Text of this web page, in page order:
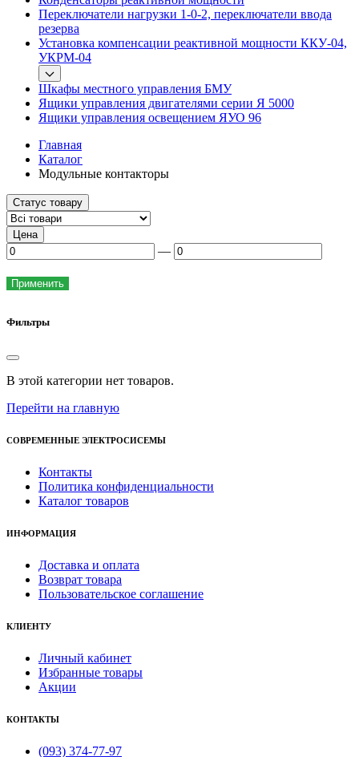
Переключатели нагрузки 1-0-2, переключатели ввода
резерва
Установка компенсации реактивной мощности ККУ-04,
УКРМ-04
Шкафы местного управления БМУ
Ящики управления двигателями серии Я 5000
Ящики управления освещением ЯУО 96
Главная
Каталог
Модульные контакторы
Статус товару
Цена
––
Применить
Фильтры
В этой категории нет товаров.
Перейти на главную
СОВРЕМЕННЫЕ ЭЛЕКТРОСИСЕМЫ
Контакты
Политика конфиденциальности
Каталог товаров
ИНФОРМАЦИЯ
Доставка и оплата
Возврат товара
Пользовательское соглашение
КЛИЕНТУ
Личный кабинет
Избранные товары
Акции
КОНТАКТЫ
(093) 374-77-97